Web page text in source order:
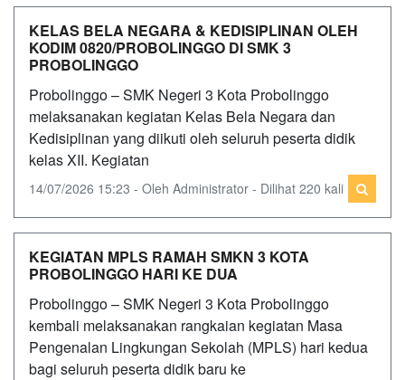
KELAS BELA NEGARA & KEDISIPLINAN OLEH
KODIM 0820/PROBOLINGGO DI SMK 3
PROBOLINGGO
Probolinggo – SMK Negeri 3 Kota Probolinggo
melaksanakan kegiatan Kelas Bela Negara dan
Kedisiplinan yang diikuti oleh seluruh peserta didik
kelas XII. Kegiatan
14/07/2026 15:23 - Oleh Administrator - Dilihat 220 kali
KEGIATAN MPLS RAMAH SMKN 3 KOTA
PROBOLINGGO HARI KE DUA
Probolinggo – SMK Negeri 3 Kota Probolinggo
kembali melaksanakan rangkaian kegiatan Masa
Pengenalan Lingkungan Sekolah (MPLS) hari kedua
bagi seluruh peserta didik baru ke